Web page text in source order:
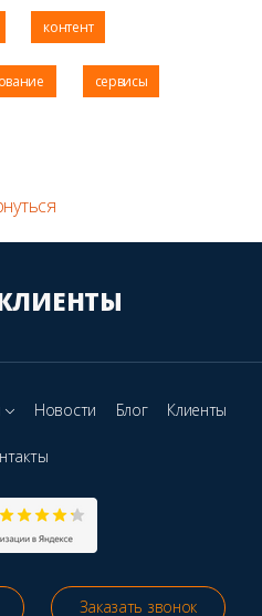
контент
сервисы
Новости Блог Клиенты
Заказать звонок